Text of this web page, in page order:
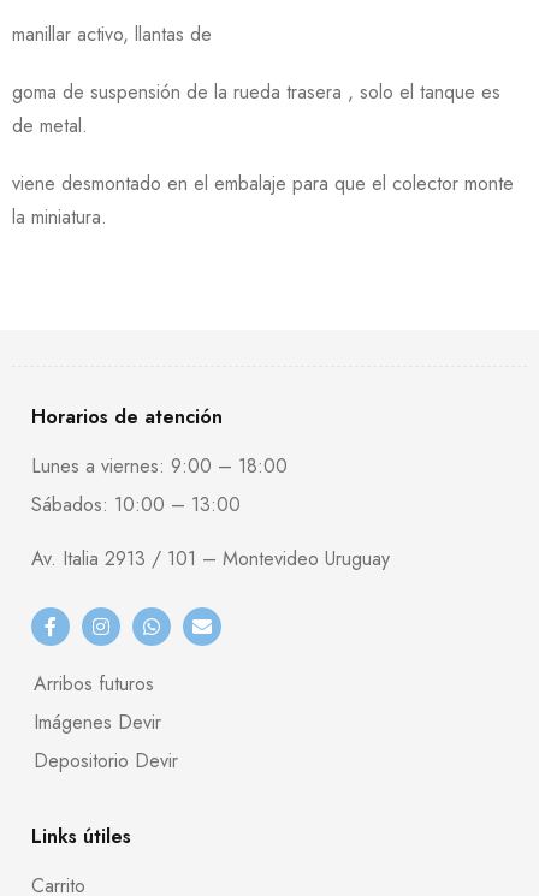
manillar activo, llantas de
goma de suspensión de la rueda trasera , solo el tanque es
de metal.
viene desmontado en el embalaje para que el colector monte
la miniatura.
Horarios de atención
Lunes a viernes: 9:00 – 18:00
Sábados: 10:00 – 13:00
Av. Italia 2913 / 101 – Montevideo Uruguay
Arribos futuros
Imágenes Devir
Depositorio Devir
Links útiles
Carrito